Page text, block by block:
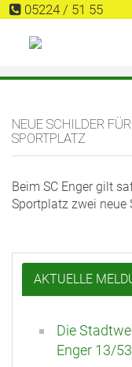
05224 / 51 55
NEUE SCHILDER
SPORTPLATZ
Beim SC Enger gilt
Sportplatz zwei neue
AKTUELLE
Die
Enger 13/53